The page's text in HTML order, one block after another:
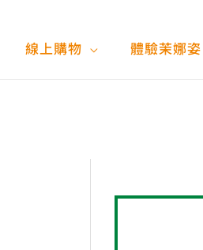
線上購物 體驗茉娜姿